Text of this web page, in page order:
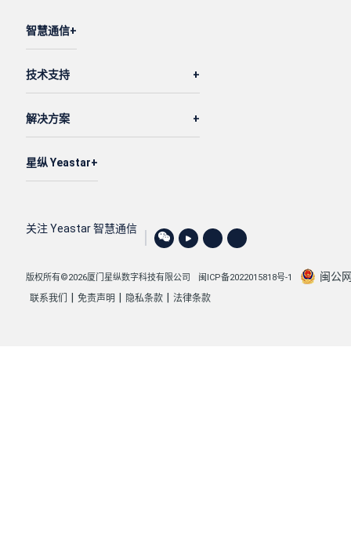
智慧通信
技术支持
解决方案
星纵 Yeastar
关注 Yeastar 智慧通信
版权所有©2026厦门星纵数字科技有限公司 闽ICP备2022015818号-1 闽公
联系我们 免责声明 隐私条款 法律条款